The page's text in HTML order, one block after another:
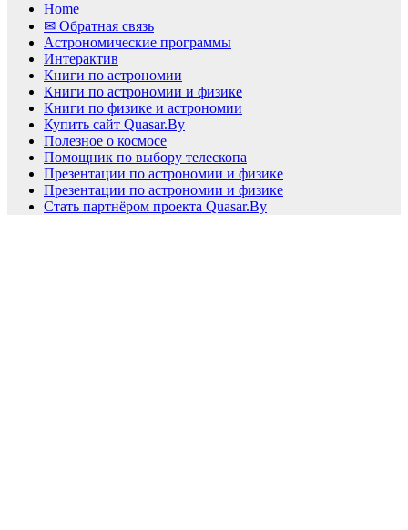
Home
✉ Обратная связь
Астрономические программы
Интерактив
Книги по астрономии
Книги по астрономии и физике
Книги по физике и астрономии
Купить сайт Quasar.By
Полезное о космосе
Помощник по выбору телескопа
Презентации по астрономии и физике
Презентации по астрономии и физике
Стать партнёром проекта Quasar.By